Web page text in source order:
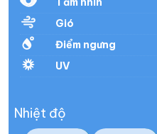
Gió
Điểm ngưng
UV
Nhiệt độ